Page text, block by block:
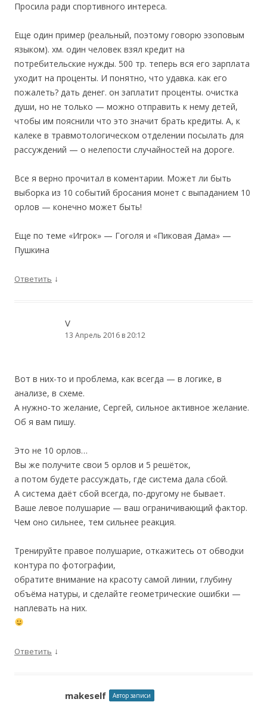
Просила ради спортивного интереса.
Еще один пример (реальный, поэтому говорю эзоповым
языком). хм. один человек взял кредит на
потребительские нужды. 500 тр. теперь вся его зарплата
уходит на проценты. И понятно, что удавка. как его
пожалеть? дать денег. он заплатит проценты. очистка
души, но не только — можно отправить к нему детей,
чтобы им пояснили что это значит брать кредиты. А, к
калеке в травмотологическом отделении посылать для
рассуждений — о нелепости случайностей на дороге.
Все я верно прочитал в коментарии. Может ли быть
выборка из 10 событий бросания монет с выпаданием 10
орлов — конечно может быть!
Еще по теме «Игрок» — Гоголя и «Пиковая Дама» —
Пушкина
Ответить ↓
V
13 Апрель 2016 в 20:12
Вот в них-то и проблема, как всегда — в логике, в
анализе, в схеме.
А нужно-то желание, Сергей, сильное активное желание.
Об я вам пишу.
Это не 10 орлов…
Вы же получите свои 5 орлов и 5 решёток,
а потом будете рассуждать, где система дала сбой.
А система даёт сбой всегда, по-другому не бывает.
Ваше левое полушарие — ваш ограничивающий фактор.
Чем оно сильнее, тем сильнее реакция.
Тренируйте правое полушарие, откажитесь от обводки
контура по фотографии,
обратите внимание на красоту самой линии, глубину
объёма натуры, и сделайте геометрические ошибки —
наплевать на них.
Ответить ↓
makeself Автор записи